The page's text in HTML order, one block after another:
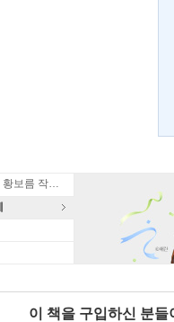
뮤지컬 〈휴남동 서점〉X 황보름 작가 북토크
이 책을 구입하신 분